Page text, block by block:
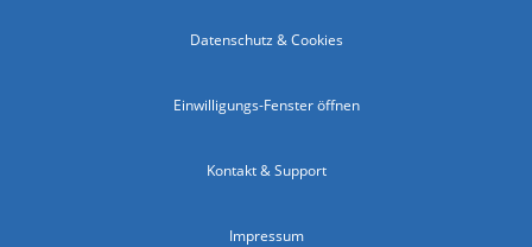
Datenschutz & Cookies
Einwilligungs-Fenster öffnen
Kontakt & Support
Impressum